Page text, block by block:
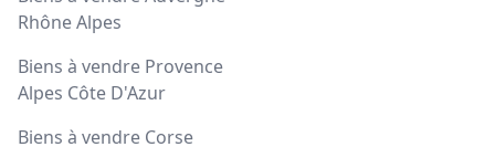
Rhône Alpes
Biens à vendre Provence
Alpes Côte D'Azur
Biens à vendre Corse